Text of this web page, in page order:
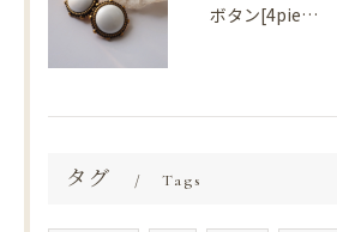
ボタン[4piece] Import parts No2724
タグ Tags